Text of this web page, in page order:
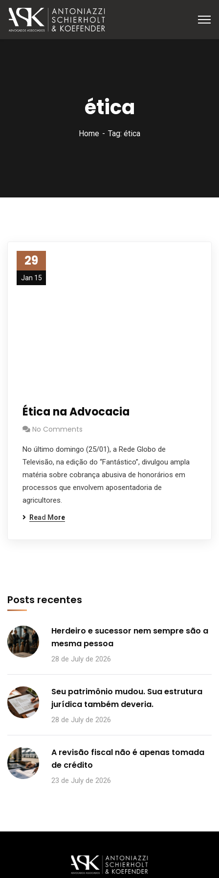
ética
Home Tag: ética
29
Jan 15
Ética na Advocacia
No Comments
No último domingo (25/01), a Rede Globo de
Televisão, na edição do “Fantástico”, divulgou ampla
matéria sobre cobrança abusiva de honorários em
processos que envolvem aposentadoria de
agricultores.
Read More
Posts recentes
Herdeiro e sucessor nem sempre são a
mesma pessoa
28 de July de 2026
Seu patrimônio mudou. Sua estrutura
jurídica também deveria.
28 de July de 2026
A revisão fiscal não é apenas tomada
de crédito
23 de July de 2026